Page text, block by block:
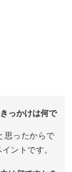
っかけは何で
思ったからで
ントです。